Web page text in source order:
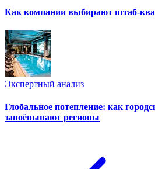
Как компании выбирают штаб-
Экспертный анализ
Глобальное потепление: как
завоёвывают регионы